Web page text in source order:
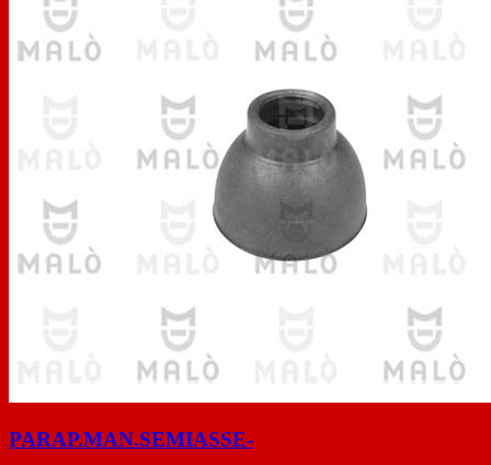
PARAP.MAN.SEMIASSE-